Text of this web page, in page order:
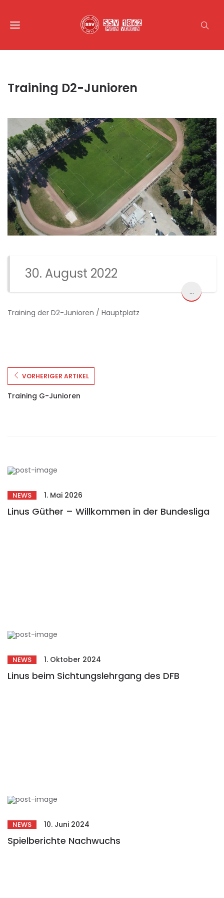
Training D2-Junioren
30. August 2022
...
Training der D2-Junioren / Hauptplatz
VORHERIGER ARTIKEL
Training G-Junioren
NEWS 1. Mai 2026
Linus Güther – Willkommen in der Bundesliga
NEWS 1. Oktober 2024
Linus beim Sichtungslehrgang des DFB
NEWS 10. Juni 2024
Spielberichte Nachwuchs